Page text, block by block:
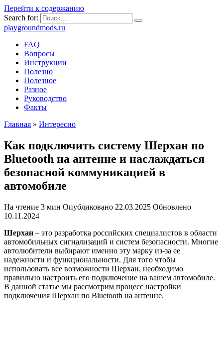
Перейти к содержанию
Search for:
playgroundmods.ru
FAQ
Вопросы
Инструкции
Полезно
Полезное
Разное
Руководство
Факты
Главная » Интересно
Как подключить систему Шерхан по
Bluetooth на антенне и наслаждаться
безопасной коммуникацией в
автомобиле
На чтение 3 мин Опубликовано 22.03.2025 Обновлено
10.11.2024
Шерхан – это разработка российских специалистов в области
автомобильных сигнализаций и систем безопасности. Многие
автолюбители выбирают именно эту марку из-за ее
надежности и функциональности. Для того чтобы
использовать все возможности Шерхан, необходимо
правильно настроить его подключение на вашем автомобиле.
В данной статье мы рассмотрим процесс настройки
подключения Шерхан по Bluetooth на антенне.